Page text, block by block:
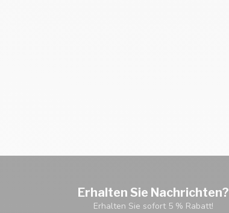
Erhalten Sie Nachrichten?
Erhalten Sie sofort 5 % Rabatt!